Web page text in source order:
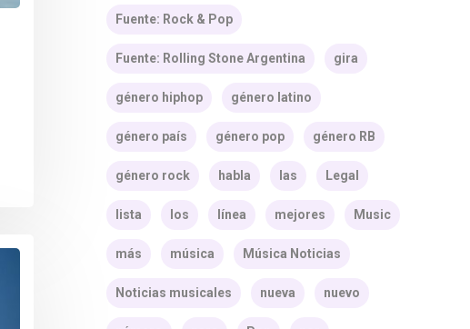
Fuente: Rock & Pop
Fuente: Rolling Stone Argentina gira
género hiphop género latino
género país género pop género RB
género rock habla las Legal
lista los línea mejores Music
más música Música Noticias
Noticias musicales nueva nuevo